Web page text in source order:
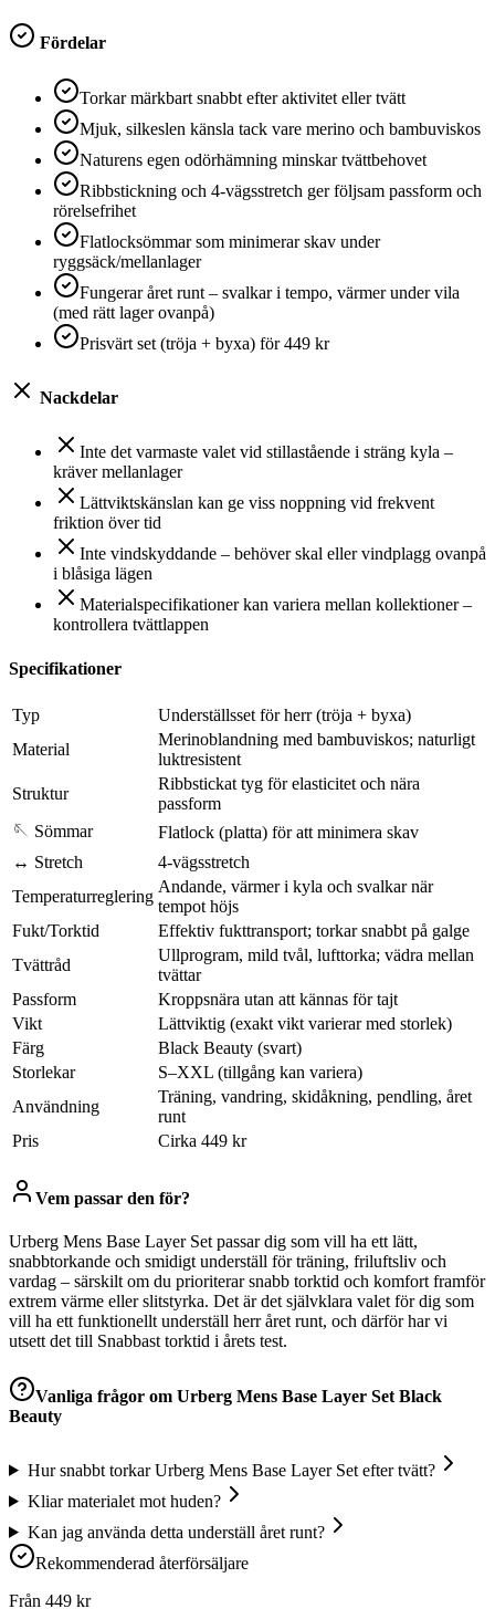
Fördelar
Torkar märkbart snabbt efter aktivitet eller tvätt
Mjuk, silkeslen känsla tack vare merino och bambuviskos
Naturens egen odörhämning minskar tvättbehovet
Ribbstickning och 4‑vägsstretch ger följsam passform och
rörelsefrihet
Flatlocksömmar som minimerar skav under
ryggsäck/mellanlager
Fungerar året runt – svalkar i tempo, värmer under vila
(med rätt lager ovanpå)
Prisvärt set (tröja + byxa) för 449 kr
Nackdelar
Inte det varmaste valet vid stillastående i sträng kyla –
kräver mellanlager
Lättviktskänslan kan ge viss noppning vid frekvent
friktion över tid
Inte vindskyddande – behöver skal eller vindplagg ovanpå
i blåsiga lägen
Materialspecifikationer kan variera mellan kollektioner –
kontrollera tvättlappen
Specifikationer
Typ
Underställsset för herr (tröja + byxa)
Material
Merinoblandning med bambuviskos; naturligt
luktresistent
Struktur
Ribbstickat tyg för elasticitet och nära
passform
🪡 Sömmar
Flatlock (platta) för att minimera skav
↔ Stretch
4‑vägsstretch
Temperaturreglering
Andande, värmer i kyla och svalkar när
tempot höjs
Fukt/Torktid
Effektiv fukttransport; torkar snabbt på galge
Tvättråd
Ullprogram, mild tvål, lufttorka; vädra mellan
tvättar
Passform
Kroppsnära utan att kännas för tajt
Vikt
Lättviktig (exakt vikt varierar med storlek)
Färg
Black Beauty (svart)
Storlekar
S–XXL (tillgång kan variera)
Användning
Träning, vandring, skidåkning, pendling, året
runt
Pris
Cirka 449 kr
Vem passar den för?
Urberg Mens Base Layer Set passar dig som vill ha ett lätt,
snabbtorkande och smidigt underställ för träning, friluftsliv och
vardag – särskilt om du prioriterar snabb torktid och komfort framför
extrem värme eller slitstyrka. Det är det självklara valet för dig som
vill ha ett funktionellt underställ herr året runt, och därför har vi
utsett det till Snabbast torktid i årets test.
Vanliga frågor om Urberg Mens Base Layer Set Black
Beauty
Hur snabbt torkar Urberg Mens Base Layer Set efter tvätt?
Kliar materialet mot huden?
Kan jag använda detta underställ året runt?
Rekommenderad återförsäljare
Från 449 kr